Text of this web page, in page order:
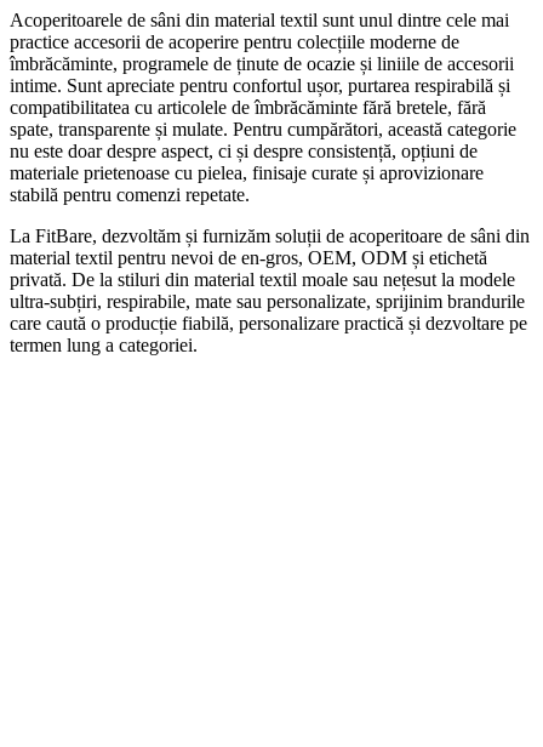
Acoperitoarele de sâni din material textil sunt unul dintre cele mai
practice accesorii de acoperire pentru colecțiile moderne de
îmbrăcăminte, programele de ținute de ocazie și liniile de accesorii
intime. Sunt apreciate pentru confortul ușor, purtarea respirabilă și
compatibilitatea cu articolele de îmbrăcăminte fără bretele, fără
spate, transparente și mulate. Pentru cumpărători, această categorie
nu este doar despre aspect, ci și despre consistență, opțiuni de
materiale prietenoase cu pielea, finisaje curate și aprovizionare
stabilă pentru comenzi repetate.
La FitBare, dezvoltăm și furnizăm soluții de acoperitoare de sâni din
material textil pentru nevoi de en-gros, OEM, ODM și etichetă
privată. De la stiluri din material textil moale sau nețesut la modele
ultra-subțiri, respirabile, mate sau personalizate, sprijinim brandurile
care caută o producție fiabilă, personalizare practică și dezvoltare pe
termen lung a categoriei.